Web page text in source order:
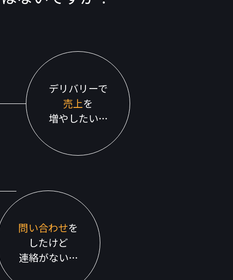
デリバリーで
売上を
増やしたい…
問い合わせを
したけど
連絡がない…